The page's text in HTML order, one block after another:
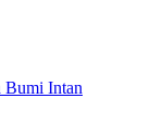
Bumi Intan